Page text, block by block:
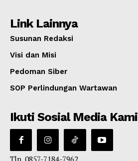
Link Lainnya
Susunan Redaksi
Visi dan Misi
Pedoman Siber
SOP Perlindungan Wartawan
Ikuti Sosial Media Kami
Tlp. 0857-7184-7962